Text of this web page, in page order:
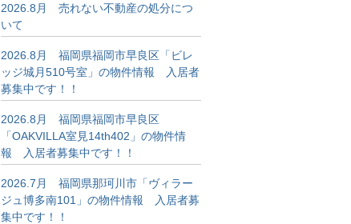
2026.8月 売れない不動産の処分につ
いて
2026.8月 福岡県福岡市早良区「ビレ
ッジ城月510号室」の物件情報 入居者
募集中です！！
2026.8月 福岡県福岡市早良区
「OAKVILLA室見14th402」の物件情
報 入居者募集中です！！
2026.7月 福岡県那珂川市「ヴィラー
ジュ博多南101」の物件情報 入居者募
集中です！！